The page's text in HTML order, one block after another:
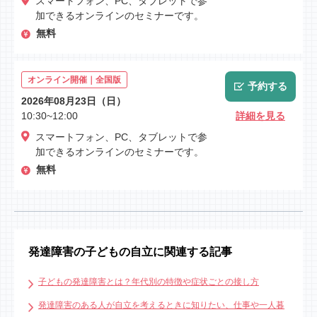
加できるオンラインのセミナーです。
無料
オンライン開催｜全国版
2026年08月23日（日）
10:30~12:00
スマートフォン、PC、タブレットで参
加できるオンラインのセミナーです。
無料
予約する
詳細を見る
発達障害の子どもの自立に関連する記事
子どもの発達障害とは？年代別の特徴や症状ごとの接し方
発達障害のある人が自立を考えるときに知りたい、仕事や一人暮